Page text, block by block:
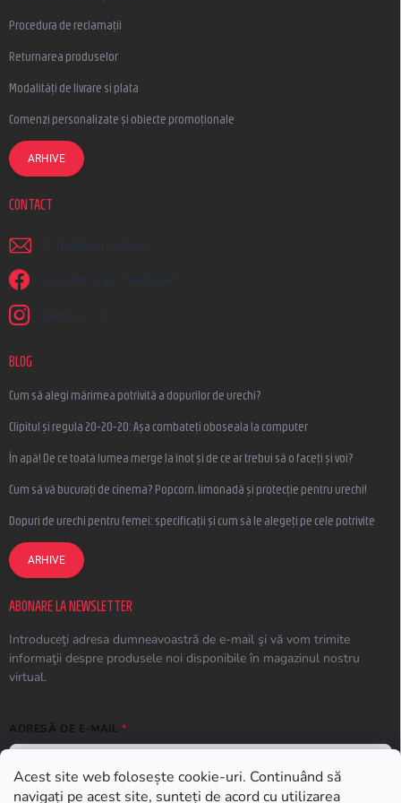
Acest site web folosește cookie-uri. Continuând să
navigați pe acest site, sunteți de acord cu utilizarea
Procedura de reclamații
Returnarea produselor
Modalități de livrare si plata
Comenzi personalizate și obiecte promoționale
ARHIVE
CONTACT
scrieti @ earplugs.ro
Suntem și pe Facebook!
earplugs.ro
BLOG
Cum să alegi mărimea potrivită a dopurilor de urechi?
Clipitul și regula 20-20-20: Așa combateți oboseala la computer
În apă! De ce toată lumea merge la înot și de ce ar trebui să o faceți și voi?
Cum să vă bucurați de cinema? Popcorn, limonadă și protecție pentru urechi!
Dopuri de urechi pentru femei: specificații și cum să le alegeți pe cele potrivite
ARHIVE
ABONARE LA NEWSLETTER
Introduceţi adresa dumneavoastră de e-mail şi vă vom trimite
informaţii despre produsele noi disponibile în magazinul nostru
virtual.
ADRESĂ DE E-MAIL